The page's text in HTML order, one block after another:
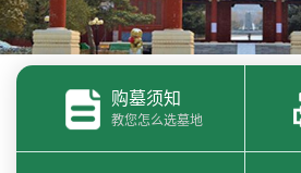
购墓须知
教您怎么选墓地